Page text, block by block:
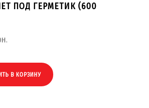
ПОД ГЕРМЕТИК (600
В КОРЗИНУ